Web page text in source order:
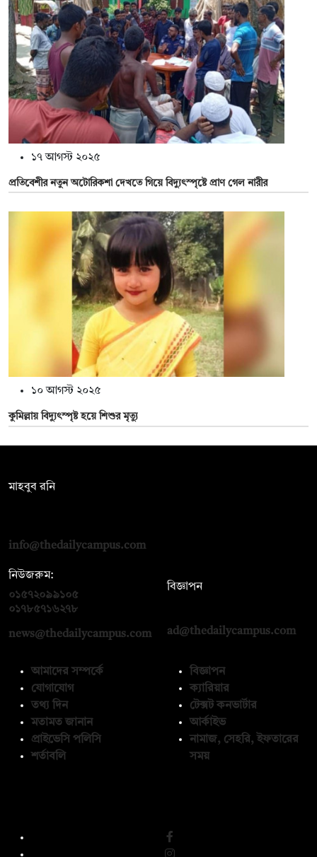
১৭ আগস্ট ২০২৫
প্রতিবেশীর নতুন অটোরিকশা দেখতে গিয়ে বিদ্যুৎস্পৃষ্টে প্রাণ গেল নারীর
১০ আগস্ট ২০২৫
কুমিল্লায় বিদ্যুৎস্পৃষ্ট হয়ে শিশুর মৃত্যু
মাহবুব রনি
info@thedailycampus.com
নিউজরুম:
০১৫৭২০৯৯১০৫
০১৭৮৫৭১৬২৭৮
news@thedailycampus.com
বিজ্ঞাপন
ad@thedailycampus.com
আমাদের সম্পর্কে
যোগাযোগ
তথ্য দিন
মতামত জানান
প্রাইভেসি পলিসি
শর্তাবলি
বিজ্ঞাপন
ক্যারিয়ার
টেক্সট কনভার্টার
আর্কাইভ
নামাজ, সেহরি, ইফতারের
সময়